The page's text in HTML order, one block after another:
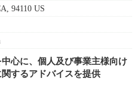
94110 US
心に、個人及び事業主様向け
するアドバイスを提供